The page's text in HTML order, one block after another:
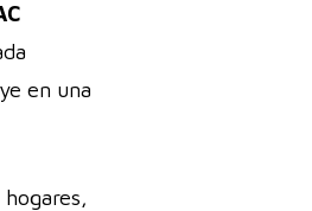
en una